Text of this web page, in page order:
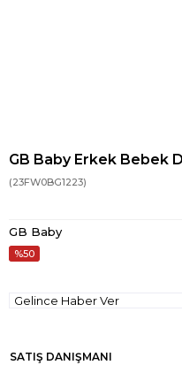
GB Baby Erkek Bebek
(23FW0BG1223)
GB Baby
50
Gelince Haber Ver
SATIŞ DANIŞMANI